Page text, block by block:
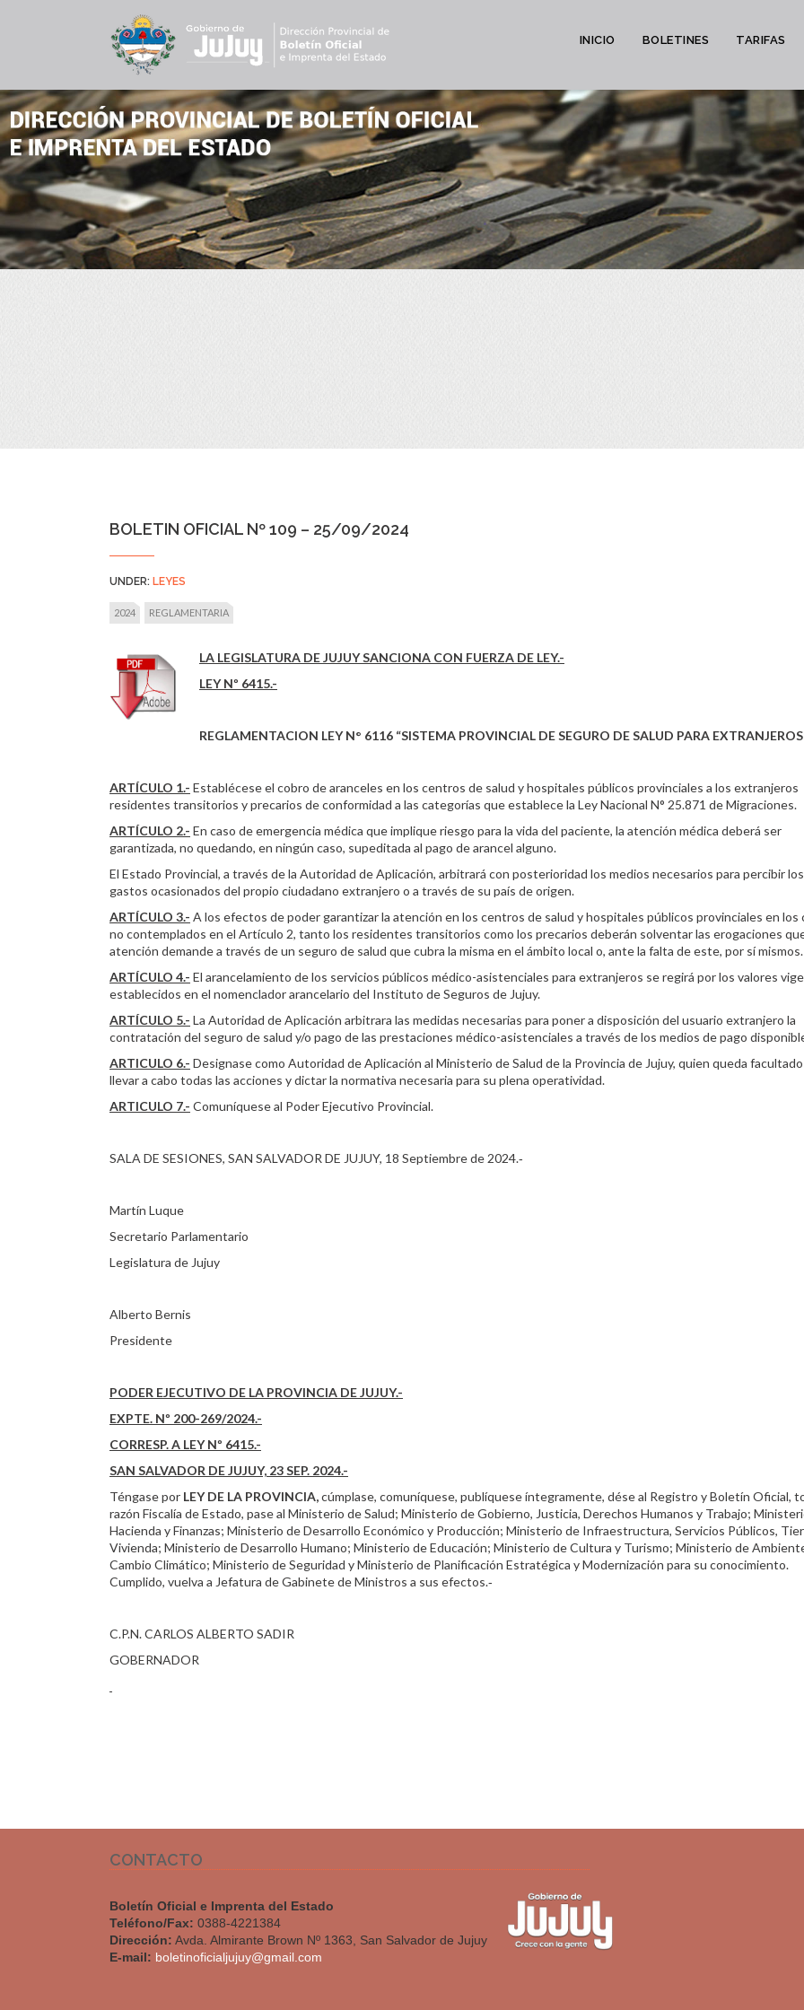
INICIO BOLETINES TARIFAS
BOLETIN OFICIAL Nº 109 – 25/09/2024
UNDER: LEYES
2024 REGLAMENTARIA
LA LEGISLATURA DE JUJUY SANCIONA CON FUERZA DE LEY.-
LEY Nº 6415.-
REGLAMENTACION LEY N° 6116 “SISTEMA PROVINCIAL DE SEGURO DE SALUD PARA
ARTÍCULO 1.- Establécese el cobro de aranceles en los centros de salud y hospitales públicos provinciales a los extranjeros
residentes transitorios y precarios de conformidad a las categorías que establece la Ley Nacional N° 25.871 de Migraciones.
ARTÍCULO 2.- En caso de emergencia médica que implique riesgo para la vida del paciente, la atención médica deberá ser
garantizada, no quedando, en ningún caso, supeditada al pago de arancel alguno.
El Estado Provincial, a través de la Autoridad de Aplicación, arbitrará con posterioridad los medios necesarios para percibir los
gastos ocasionados del propio ciudadano extranjero o a través de su país de origen.
ARTÍCULO 3.- A los efectos de poder garantizar la atención en los centros de salud y hospitales públicos provinciales en los
no contemplados en el Artículo 2, tanto los residentes transitorios como los precarios deberán solventar las erogaciones
atención demande a través de un seguro de salud que cubra la misma en el ámbito local o, ante la falta de este, por sí mismos.
ARTÍCULO 4.- El arancelamiento de los servicios públicos médico-asistenciales para extranjeros se regirá por los valores
establecidos en el nomenclador arancelario del Instituto de Seguros de Jujuy.
ARTÍCULO 5.- La Autoridad de Aplicación arbitrara las medidas necesarias para poner a disposición del usuario extranjero la
contratación del seguro de salud y/o pago de las prestaciones médico-asistenciales a través de los medios de pago
ARTICULO 6.- Designase como Autoridad de Aplicación al Ministerio de Salud de la Provincia de Jujuy, quien queda facultado
llevar a cabo todas las acciones y dictar la normativa necesaria para su plena operatividad.
ARTICULO 7.- Comuníquese al Poder Ejecutivo Provincial.
SALA DE SESIONES, SAN SALVADOR DE JUJUY, 18 Septiembre de 2024.‑
Martín Luque
Secretario Parlamentario
Legislatura de Jujuy
Alberto Bernis
Presidente
PODER EJECUTIVO DE LA PROVINCIA DE JUJUY.-
EXPTE. Nº 200-269/2024.-
CORRESP. A LEY Nº 6415.-
SAN SALVADOR DE JUJUY, 23 SEP. 2024.-
Téngase por LEY DE LA PROVINCIA,cúmplase, comuníquese, publíquese íntegramente, dése al Registro y Boletín Oficial,
razón Fiscalía de Estado, pase al Ministerio de Salud; Ministerio de Gobierno, Justicia, Derechos Humanos y Trabajo;
Hacienda y Finanzas; Ministerio de Desarrollo Económico y Producción; Ministerio de Infraestructura, Servicios Públicos,
Vivienda; Ministerio de Desarrollo Humano; Ministerio de Educación; Ministerio de Cultura y Turismo; Ministerio de
Cambio Climático; Ministerio de Seguridad y Ministerio de Planificación Estratégica y Modernización para su conocimiento.
Cumplido, vuelva a Jefatura de Gabinete de Ministros a sus efectos.‑
C.P.N. CARLOS ALBERTO SADIR
GOBERNADOR
CONTACTO
Boletín Oficial e Imprenta del Estado
Teléfono/Fax: 0388-4221384
Dirección: Avda. Almirante Brown Nº 1363, San Salvador de Jujuy
E-mail: boletinoficialjujuy@gmail.com